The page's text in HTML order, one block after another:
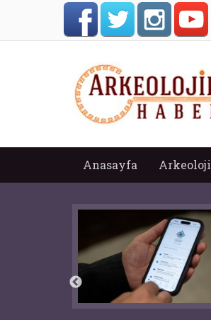
Anasayfa Arkeoloji